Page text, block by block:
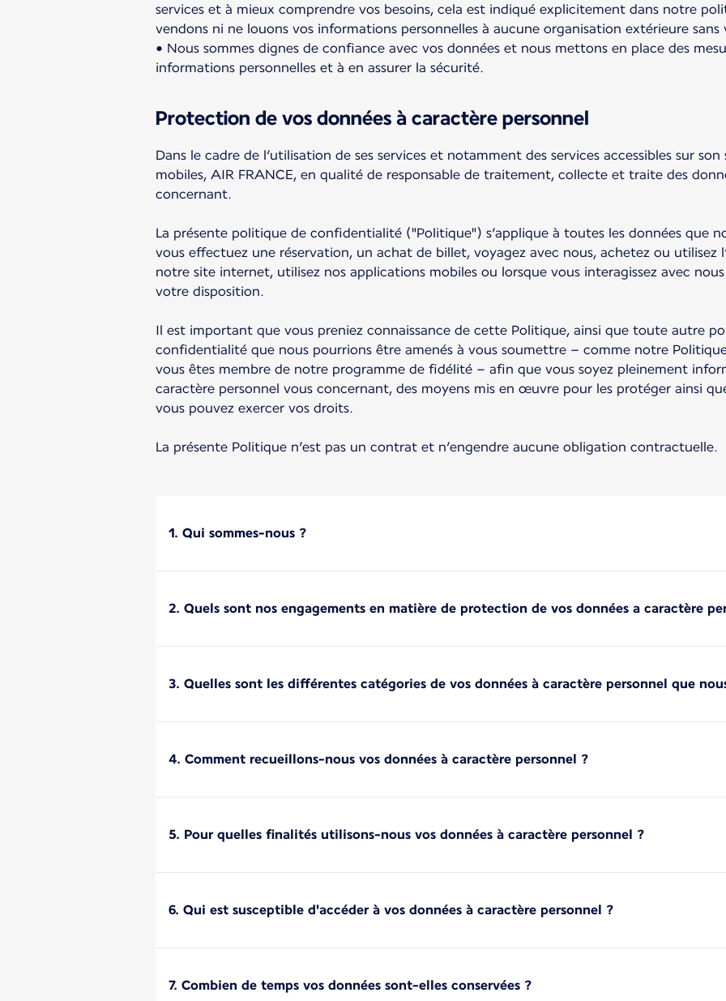
services et à mieux comprendre vos besoins, cela est indiqué explicitement dans notre
vendons ni ne louons vos informations personnelles à aucune organisation extérieure
• Nous sommes dignes de confiance avec vos données et nous mettons en place des
informations personnelles et à en assurer la sécurité.
Protection de vos données à caractère personnel
Dans le cadre de l’utilisation de ses services et notamment des services accessibles sur
mobiles, AIR FRANCE, en qualité de responsable de traitement, collecte et traite des
concernant.
La présente politique de confidentialité ("Politique") s’applique à toutes les données que
vous effectuez une réservation, un achat de billet, voyagez avec nous, achetez ou utilisez
notre site internet, utilisez nos applications mobiles ou lorsque vous interagissez avec
votre disposition.
Il est important que vous preniez connaissance de cette Politique, ainsi que toute autre
confidentialité que nous pourrions être amenés à vous soumettre – comme notre
vous êtes membre de notre programme de fidélité – afin que vous soyez pleinement
caractère personnel vous concernant, des moyens mis en œuvre pour les protéger ainsi
vous pouvez exercer vos droits.
La présente Politique n’est pas un contrat et n’engendre aucune obligation contractuelle.
1. Qui sommes-nous ?
2. Quels sont nos engagements en matière de protection de vos données a caractère
3. Quelles sont les différentes catégories de vos données à caractère personnel que
4. Comment recueillons-nous vos données à caractère personnel ?
5. Pour quelles finalités utilisons-nous vos données à caractère personnel ?
6. Qui est susceptible d'accéder à vos données à caractère personnel ?
7. Combien de temps vos données sont-elles conservées ?